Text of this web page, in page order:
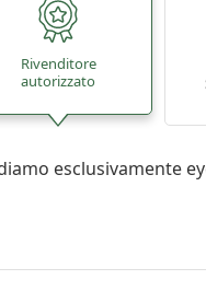
Rivenditore
autorizzato
esclusivamente